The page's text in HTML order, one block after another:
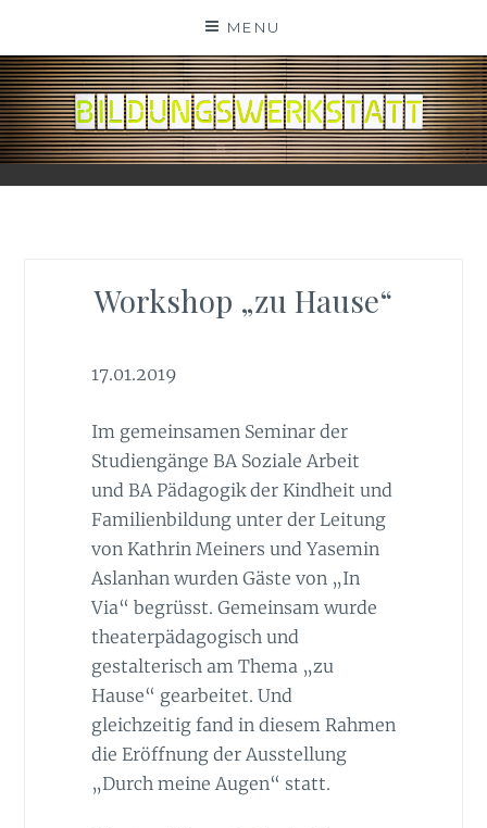
content
MENU
BILDUNGSWERKSTATT
Workshop „zu Hause“
17.01.2019
Im gemeinsamen Seminar der
Studiengänge BA Soziale Arbeit
und BA Pädagogik der Kindheit und
Familienbildung unter der Leitung
von Kathrin Meiners und Yasemin
Aslanhan wurden Gäste von „In
Via“ begrüsst. Gemeinsam wurde
theaterpädagogisch und
gestalterisch am Thema „zu
Hause“ gearbeitet. Und
gleichzeitig fand in diesem Rahmen
die Eröffnung der Ausstellung
„Durch meine Augen“ statt.